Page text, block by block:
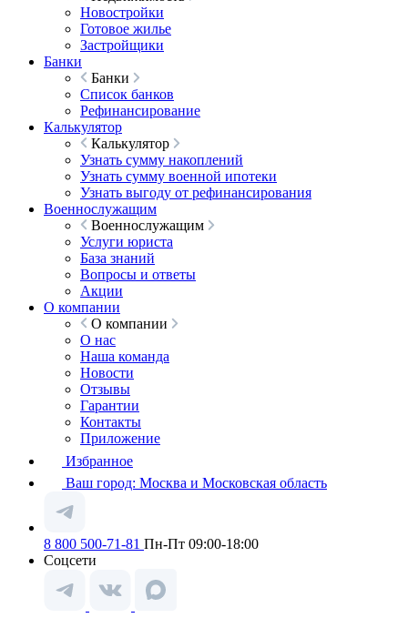
Новостройки
Готовое жилье
Застройщики
Банки
Банки
Список банков
Рефинансирование
Калькулятор
Калькулятор
Узнать сумму накоплений
Узнать сумму военной ипотеки
Узнать выгоду от рефинансирования
Военнослужащим
Военнослужащим
Услуги юриста
База знаний
Вопросы и ответы
Акции
О компании
О компании
О нас
Наша команда
Новости
Отзывы
Гарантии
Контакты
Приложение
Избранное
Ваш город: Москва и Московская область
8 800 500-71-81 Пн-Пт 09:00-18:00
Соцсети